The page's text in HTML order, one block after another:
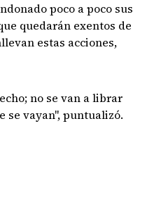
poco a poco sus
quedarán exentos de
estas acciones,
no se van a librar
se vayan", puntualizó.